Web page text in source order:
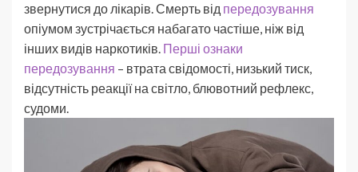
звернутися до лікарів. Смерть від передозування
опіумом зустрічається набагато частіше, ніж від
інших видів наркотиків. Перші ознаки
передозування – втрата свідомості, низький тиск,
відсутність реакції на світло, блювотний рефлекс,
судоми.